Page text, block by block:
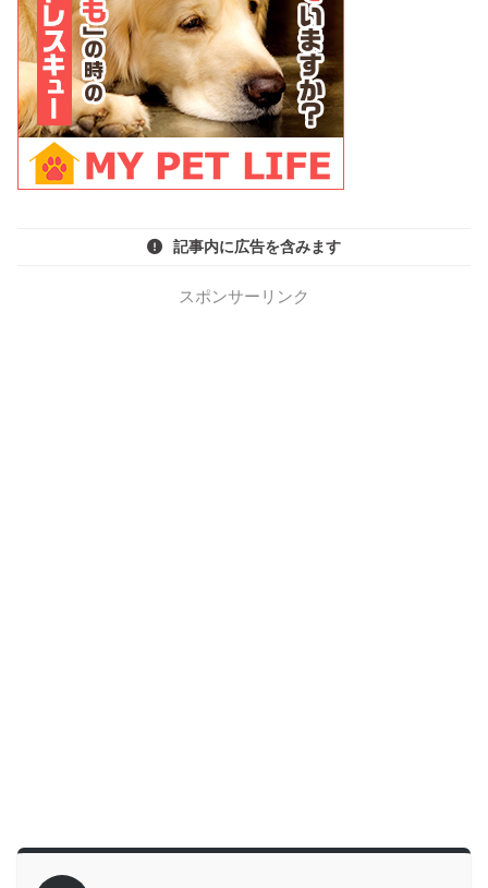
記事内に広告を含みます
スポンサーリンク